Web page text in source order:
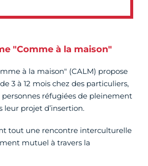
"Comme à la maison"
à la maison" (CALM) propose
3 à 12 mois chez des particuliers,
réfugiées de pleinement
leur projet d’insertion.
tout une rencontre interculturelle
mutuel à travers la